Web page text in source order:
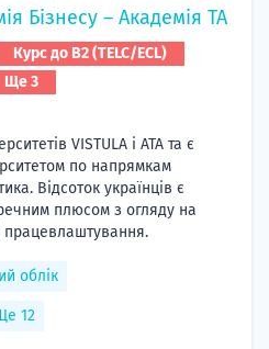
Бізнесу – Академія TA
Курс до B2 (TELC/ECL)
Ще 3
VISTULA і ATA та є
по напрямкам
Відсоток українців є
плюсом з огляду на
працевлаштування.
облік
12